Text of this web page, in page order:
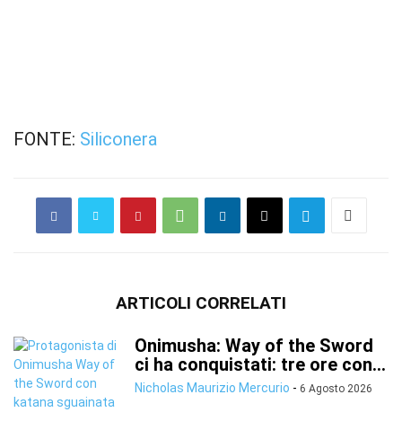
FONTE: Siliconera
ARTICOLI CORRELATI
Onimusha: Way of the Sword
ci ha conquistati: tre ore con...
Nicholas Maurizio Mercurio - 6 Agosto 2026